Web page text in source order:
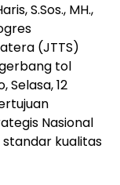
S.Sos., MH.,
(JTTS)
tol
Selasa, 12
Nasional
kualitas